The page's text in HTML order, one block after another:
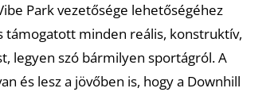
Park vezetősége lehetőségéhez
minden reális, konstruktív,
legyen szó bármilyen sportágról. A
és lesz a jövőben is, hogy a Downhill